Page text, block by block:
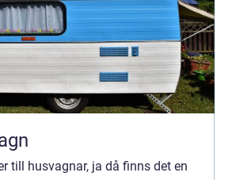
till husvagnar, ja då finns det en